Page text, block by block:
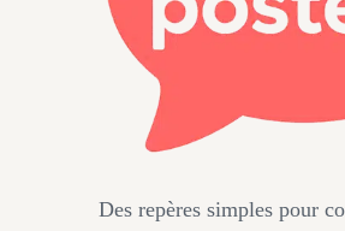
Des repères simples pour